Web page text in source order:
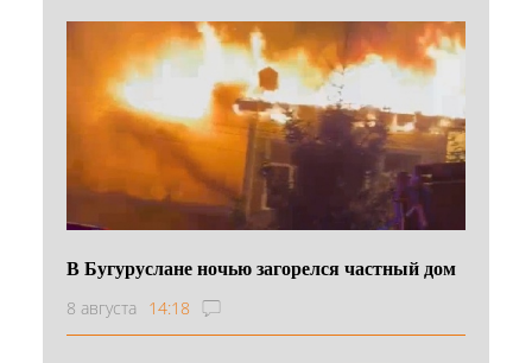
В Бугуруслане ночью загорелся частный дом
8 августа 14:18